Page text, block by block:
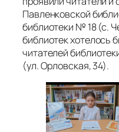
Павленковской
библиотеки № 18 (с.
библиотек хотелось
читателей
(ул. Орловская, 34).